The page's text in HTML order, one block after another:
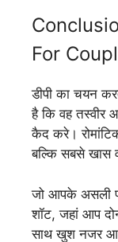
For
डीपी का चयन
है कि वह तस्वीर
कैद करे।
बल्कि सबसे खास
जो आपके असली
शॉट, जहां आप
साथ खुश नजर आ